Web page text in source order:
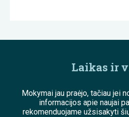
Laikas ir
Mokymai jau praėjo, tačiau jei
informacijos apie naujai
rekomenduojame užsisakyti